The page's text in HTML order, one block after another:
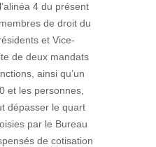
4 du présent
de droit du
et Vice-
de deux mandats
ainsi qu’un
et les personnes,
dépasser le quart
par le Bureau
de cotisation